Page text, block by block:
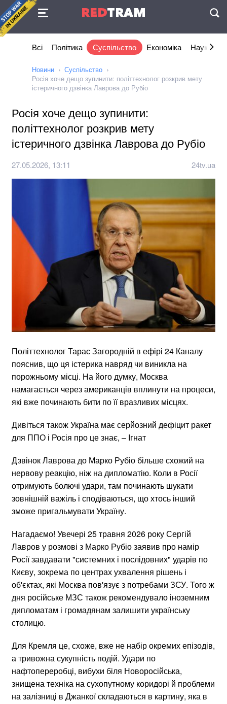
REDTRAM
Угода
Всі Політика Суспільство Економіка Наука та
Новини
Суспільство
Росія хоче дещо зупинити: політтехнолог розкрив мету
істеричного дзвінка Лаврова до Рубіо
Росія хоче дещо зупинити:
політтехнолог розкрив мету
істеричного дзвінка Лаврова до Рубіо
27.05.2026, 13:11 24tv.ua
Політтехнолог Тарас Загородній в ефірі 24 Каналу
пояснив, що ця істерика навряд чи виникла на
порожньому місці. На його думку, Москва
намагається через американців вплинути на процеси,
які вже починають бити по її вразливих місцях.
Дивіться також Україна має серйозний дефіцит ракет
для ППО і Росія про це знає, – Ігнат
Дзвінок Лаврова до Марко Рубіо більше схожий на
нервову реакцію, ніж на дипломатію. Коли в Росії
отримують болючі удари, там починають шукати
зовнішній важіль і сподіваються, що хтось інший
зможе пригальмувати Україну.
Нагадаємо! Увечері 25 травня 2026 року Сергій
Лавров у розмові з Марко Рубіо заявив про намір
Росії завдавати "системних і послідовних" ударів по
Києву, зокрема по центрах ухвалення рішень і
об'єктах, які Москва пов'язує з потребами ЗСУ. Того ж
дня російське МЗС також рекомендувало іноземним
дипломатам і громадянам залишити українську
столицю.
Для Кремля це, схоже, вже не набір окремих епізодів,
а тривожна сукупність подій. Удари по
нафтопереробці, вибухи біля Новоросійська,
знищена техніка на сухопутному коридорі й проблеми
на залізниці в Джанкої складаються в картину, яка в